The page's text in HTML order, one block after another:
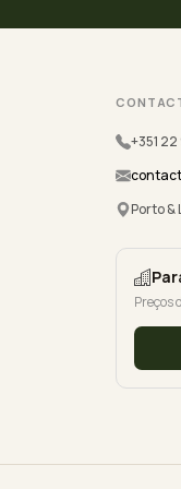
+351
Porto &
Preços